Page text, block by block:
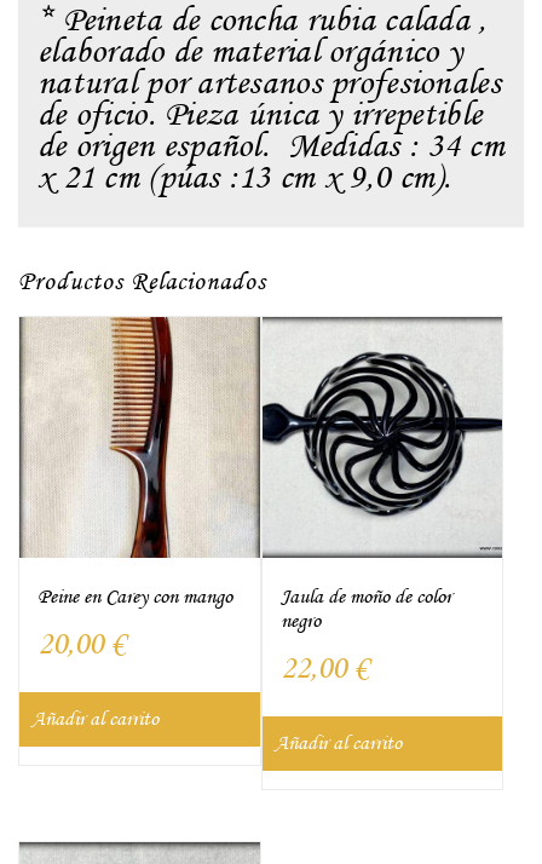
* Peineta de concha rubia calada ,
elaborado de material orgánico y
natural por artesanos profesionales
de oficio. Pieza única y irrepetible
de origen español. Medidas : 34 cm
x 21 cm (púas :13 cm x 9,0 cm).
Productos Relacionados
Peine en Carey con mango
20,00 €
Añadir al carrito
Jaula de moño de color
negro
22,00 €
Añadir al carrito